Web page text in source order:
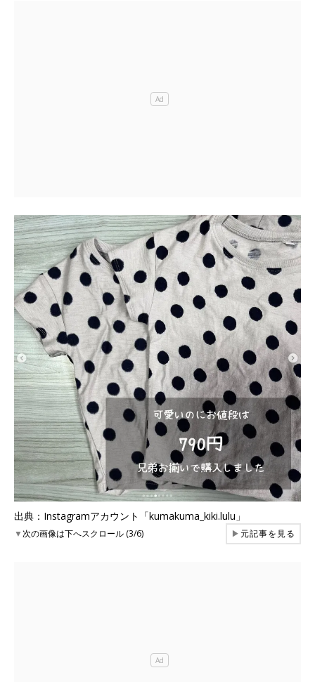
出典：Instagramアカウント「kumakuma_kiki.lulu」
▼次の画像は下へスクロール (3/6) ▶元記事を見る